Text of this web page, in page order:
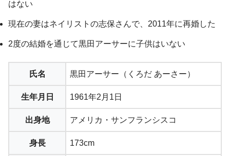
はない
現在の妻はネイリストの志保さんで、2011年に再婚した
2度の結婚を通じて黒田アーサーに子供はいない
氏名 黒田アーサー（くろだ あーさー）
生年月日 1961年2月1日
出身地 アメリカ・サンフランシスコ
身長 173cm